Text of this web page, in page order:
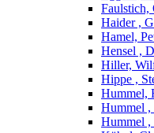
Faulstich,
Haider ,
Hamel,
Hensel ,
Hiller,
Hippe ,
Hummel,
Hummel ,
Hummel ,